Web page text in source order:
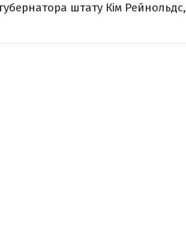
штату Кім Рейнольдс,